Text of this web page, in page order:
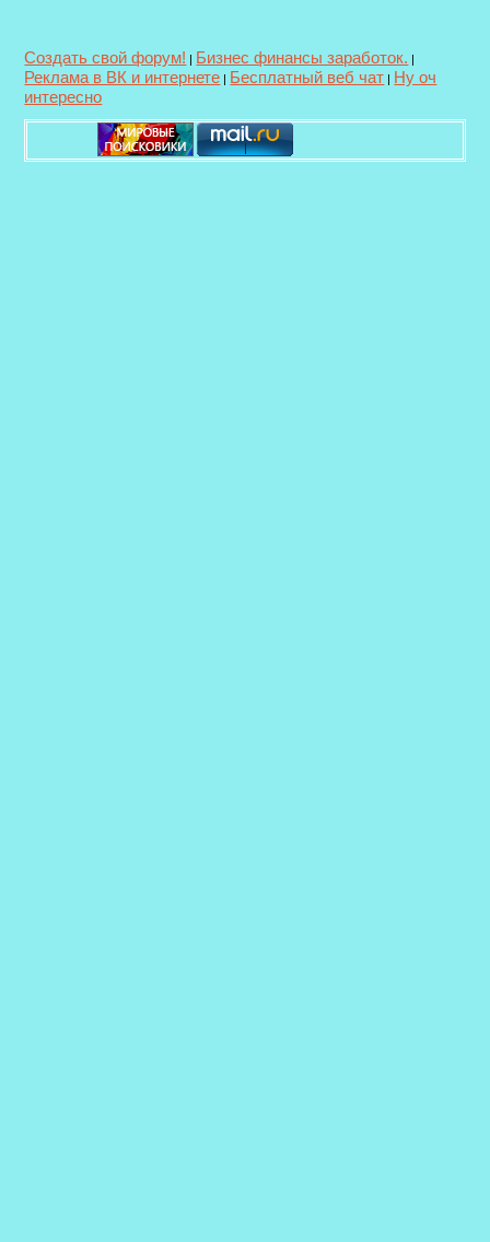
Создать свой форум! | Бизнес финансы заработок. |
Реклама в ВК и интернете | Бесплатный веб чат | Ну оч
интересно